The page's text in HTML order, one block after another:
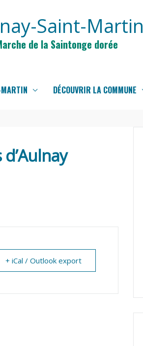
Saint-Martin
de la Saintonge dorée
DÉCOUVRIR LA COMMUNE
+ iCal / Outlook export